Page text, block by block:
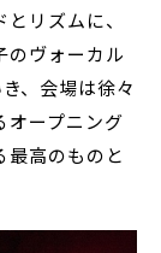
リズムに、
のヴォーカル
、会場は徐々
オープニング
最高のものと